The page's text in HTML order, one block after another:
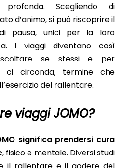
profonda. Scegliendo di
d’animo, si può riscoprire il
pausa, unici per la loro
I viaggi diventano così
se stessi e per
ci circonda, termine che
del rallentare.
viaggi JOMO?
significa prendersi cura
, fisico e mentale. Diversi studi